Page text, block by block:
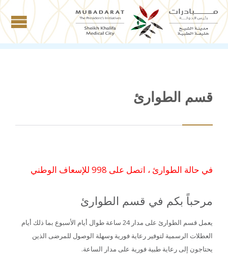
قسم الطوارئ
في حالة الطوارئ ، اتصل على 998 للإسعاف الوطني
مرحباً بكم في قسم الطوارئ
يعمل قسم الطوارئ على مدار 24 ساعة طوال أيام الأسبوع بما ذلك أيام
العطلات الرسمية لتوفير رعاية فورية وسهلة الوصول للمرضى الذين
يحتاجون إلى رعاية طبية فورية على مدار الساعة.